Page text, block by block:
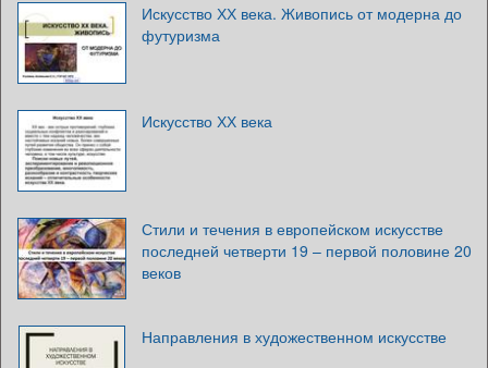
Искусство ХХ века. Живопись от модерна до
футуризма
Искусство ХХ века
Стили и течения в европейском искусстве
последней четверти 19 – первой половине 20
веков
Направления в художественном искусстве